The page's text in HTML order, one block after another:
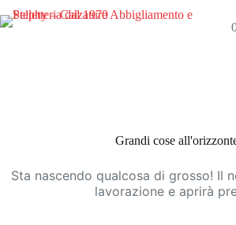
al
Grandi cose
Sta nascendo qualcosa di grosso! Il
lavorazione e aprirà